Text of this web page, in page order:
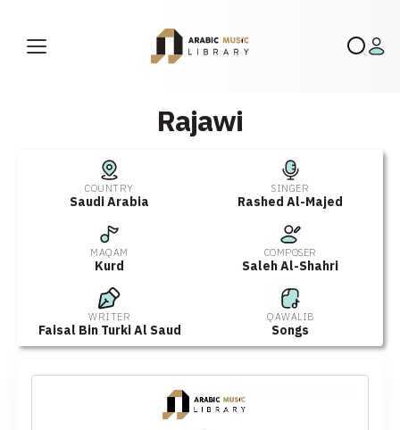
Rajawi
COUNTRY
Saudi Arabia
SINGER
Rashed Al-Majed
MAQAM
Kurd
COMPOSER
Saleh Al-Shahri
WRITER
Faisal Bin Turki Al Saud
QAWALIB
Songs